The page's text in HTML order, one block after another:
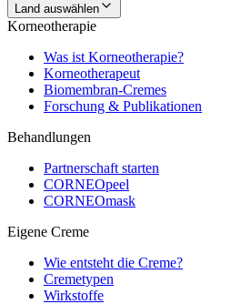
Land auswählen
Korneotherapie
Was ist Korneotherapie?
Korneotherapeut
Biomembran-Cremes
Forschung & Publikationen
Behandlungen
Partnerschaft starten
CORNEOpeel
CORNEOmask
Eigene Creme
Wie entsteht die Creme?
Cremetypen
Wirkstoffe